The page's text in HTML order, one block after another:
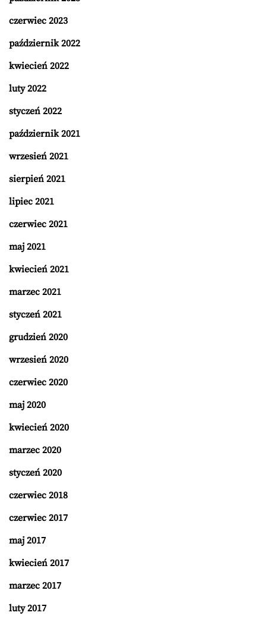
czerwiec 2023
październik 2022
kwiecień 2022
luty 2022
styczeń 2022
październik 2021
wrzesień 2021
sierpień 2021
lipiec 2021
czerwiec 2021
maj 2021
kwiecień 2021
marzec 2021
styczeń 2021
grudzień 2020
wrzesień 2020
czerwiec 2020
maj 2020
kwiecień 2020
marzec 2020
styczeń 2020
czerwiec 2018
czerwiec 2017
maj 2017
kwiecień 2017
marzec 2017
luty 2017